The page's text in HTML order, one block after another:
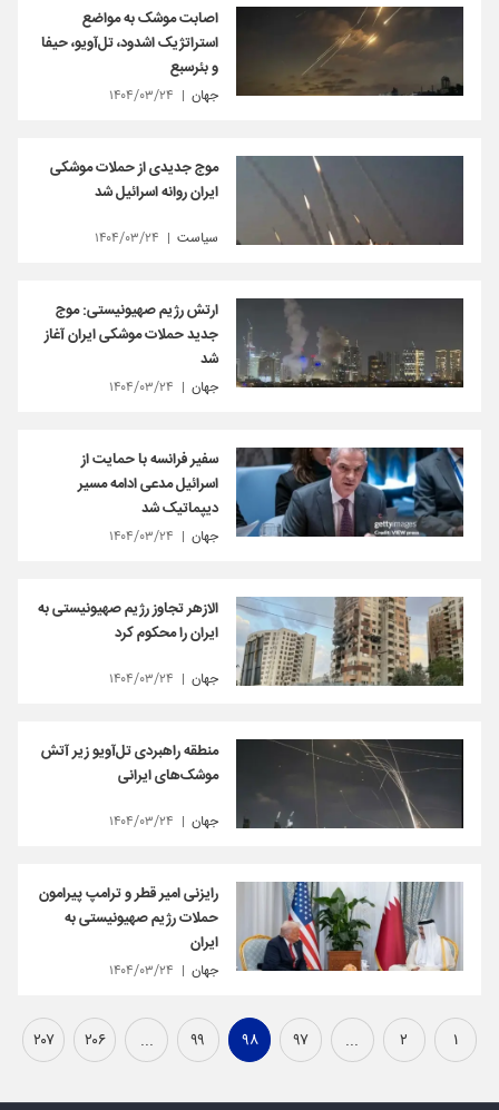
اصابت موشک به مواضع
استراتژیک اشدود، تل‌آویو، حیفا
و بئرسبع
جهان ۱۴۰۴/۰۳/۲۴
موج جدیدی از حملات موشکی
ایران روانه اسرائیل شد
سیاست ۱۴۰۴/۰۳/۲۴
ارتش رژیم صهیونیستی: موج
جدید حملات موشکی ایران آغاز
شد
جهان ۱۴۰۴/۰۳/۲۴
سفیر فرانسه با حمایت از
اسرائیل مدعی ادامه مسیر
دیپماتیک شد
جهان ۱۴۰۴/۰۳/۲۴
الازهر تجاوز رژیم صهیونیستی به
ایران را محکوم کرد
جهان ۱۴۰۴/۰۳/۲۴
منطقه راهبردی تل‌آویو زیر آتش
موشک‌های ایرانی
جهان ۱۴۰۴/۰۳/۲۴
رایزنی امیر قطر و ترامپ پیرامون
حملات رژیم صهیونیستی به
ایران
جهان ۱۴۰۴/۰۳/۲۴
۱ ۲ ... ۹۷ ۹۸ ۹۹ ... ۲۰۶ ۲۰۷